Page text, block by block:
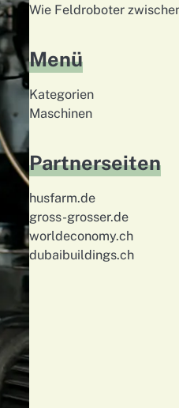
Wie Feldroboter
Menü
Kategorien
Maschinen
Partnerseiten
husfarm.de
gross-grosser.de
worldeconomy.ch
dubaibuildings.ch